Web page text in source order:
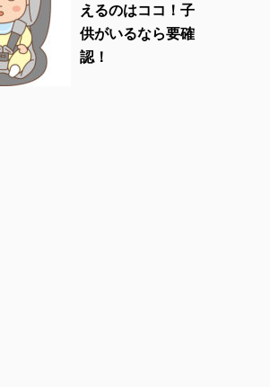
えるのはココ！子
供がいるなら要確
認！